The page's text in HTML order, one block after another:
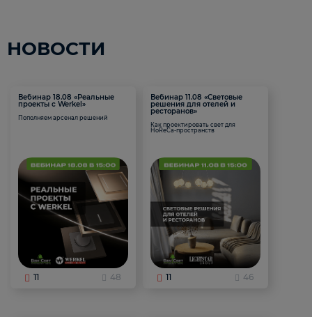
НОВОСТИ
Вебинар 18.08 «Реальные
проекты с Werkel»
Пополняем арсенал решений
11 48
Вебинар 11.08 «Световые
решения для отелей и
ресторанов»
Как проектировать свет для
HoReCa-пространств
11 46